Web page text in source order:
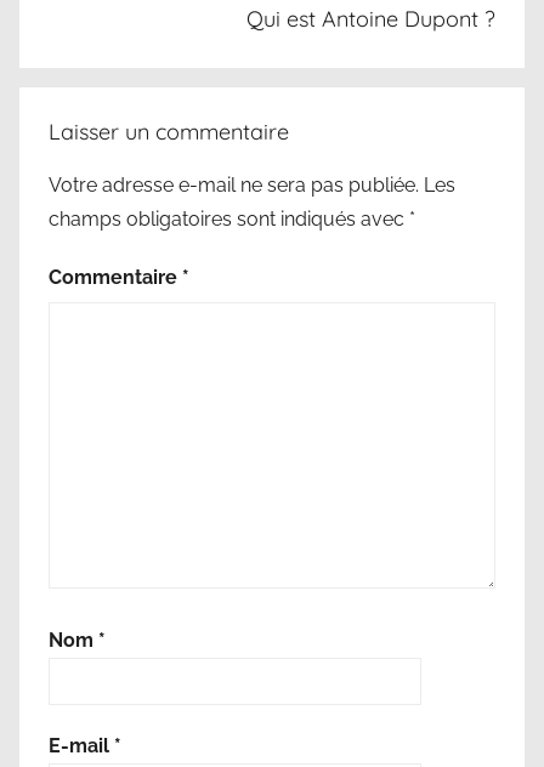
Qui est Antoine Dupont ?
Laisser un commentaire
Votre adresse e-mail ne sera pas publiée. Les
champs obligatoires sont indiqués avec *
Commentaire *
Nom *
E-mail *